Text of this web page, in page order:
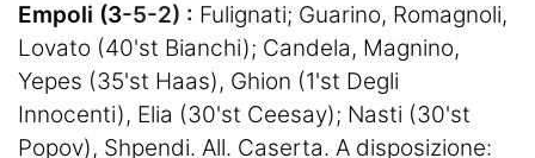
Empoli (3-5-2) : Fulignati; Guarino, Romagnoli,
Lovato (40'st Bianchi); Candela, Magnino,
Yepes (35'st Haas), Ghion (1'st Degli
Innocenti), Elia (30'st Ceesay); Nasti (30'st
Popov), Shpendi. All. Caserta. A disposizione: